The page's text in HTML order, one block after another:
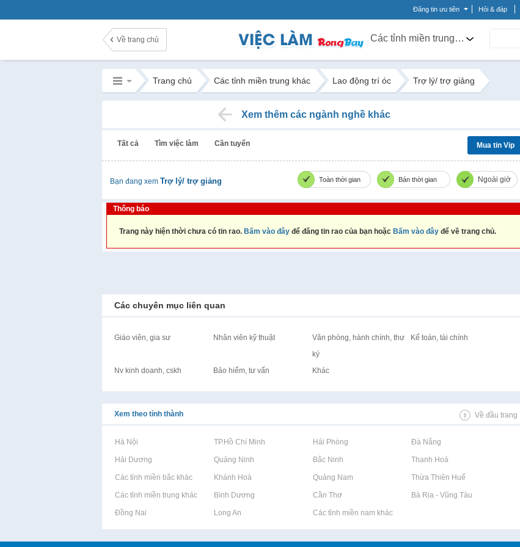
Đăng tin ưu tiên Hỏi & đáp
Về trang chủ Các tỉnh miền trung khác
Trang chủ Các tỉnh miền trung khác Lao động trí óc Trợ lý/ trợ giảng
Xem thêm các ngành nghề khác
Tất cả Tìm việc làm Cần tuyển Mua tin Vip
Bạn đang xem Trợ lý/ trợ giảng Toàn thời gian Bán thời gian Ngoài giờ
Thông báo
Trang này hiện thời chưa có tin rao. Bấm vào đây để đăng tin rao của bạn hoặc Bấm vào đây để về trang chủ.
Các chuyên mục liên quan
Giáo viên, gia sư Nhân viên kỹ thuật
Văn phòng, hành chính, thư
ký
Kế toán, tài chính
Nv kinh doanh, cskh Bảo hiểm, tư vấn Khác
Xem theo tỉnh thành Về đầu trang
Rao vặt tại Hà Nội Rao vặt tại TP.Hồ Chí Minh Rao vặt tại Hải Phòng Rao vặt tại Đà Nẵng
Rao vặt tại Hải Dương Rao vặt tại Quảng Ninh Rao vặt tại Bắc Ninh Rao vặt tại Thanh Hoá
Rao vặt tại Các tỉnh miền bắc khácRao vặt tại Khánh Hoà Rao vặt tại Quảng Nam Rao vặt tại Thừa Thiên Huế
Rao vặt tại Các tỉnh miền trung khácRao vặt tại Bình Dương Rao vặt tại Cần Thơ Rao vặt tại Bà Rịa - Vũng Tàu
Rao vặt tại Đồng Nai Rao vặt tại Long An Rao vặt tại Các tỉnh miền nam khác